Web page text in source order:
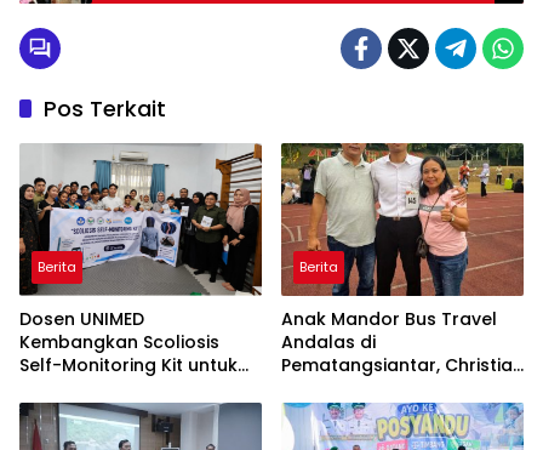
Pos Terkait
Berita
Dosen UNIMED
Kembangkan Scoliosis
Self-Monitoring Kit untuk
Mandiri Pasien Scoliosis
Berita
Anak Mandor Bus Travel
Andalas di
Pematangsiantar, Christian
AD 2026